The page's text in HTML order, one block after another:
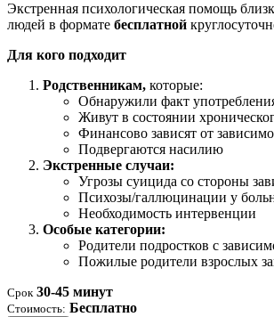
Экстренная психологическая помощь
людей в формате бесплатной
Для кого подходит
Родственникам, которые:
Обнаружили факт
Живут в состоянии
Финансово зависят от
Подвергаются насилию
Экстренные случаи:
Угрозы суицида со стороны
Психозы/галлюцинации у
Необходимость интервенции
Особые категории:
Родители подростков с
Пожилые родители взрослых
Срок 30-45 минут
Стоимость: Бесплатно